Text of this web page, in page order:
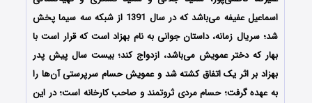
اسماعیل عفیفه می‌باشد که در سال 1391 از شبکه سه سیما پخش
شد؛ سریال زمانه، داستان جوانی به نام بهزاد است که قرار است با
بهار که دختر عمویش می‌باشد، ازدواج کند؛ بیست سال پیش پدر
بهزاد بر اثر یک اتفاق کشته شد و عمویش حسام سرپرستی آن‌ها را
به عهده گرفت؛ حسام مردی ثروتمند و صاحب کارخانه است؛ در این